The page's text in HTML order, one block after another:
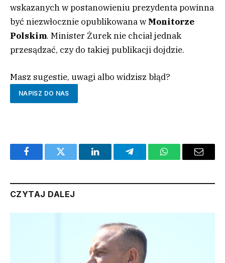
wskazanych w postanowieniu prezydenta powinna
być niezwłocznie opublikowana w Monitorze
Polskim. Minister Żurek nie chciał jednak
przesądzać, czy do takiej publikacji dojdzie.
Masz sugestie, uwagi albo widzisz błąd?
NAPISZ DO NAS
FacebookTwitter LinkedInTelegramWhatsAppEmail
CZYTAJ DALEJ